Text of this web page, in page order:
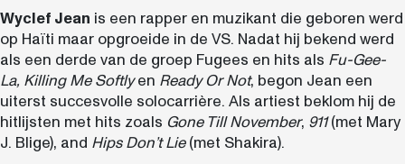
Wyclef Jean is een rapper en muzikant die geboren werd
op Haïti maar opgroeide in de VS. Nadat hij bekend werd
als een derde van de groep Fugees en hits als Fu-Gee-
La, Killing Me Softlyen Ready Or Not, begon Jean een
uiterst succesvolle solocarrière. Als artiest beklom hij de
hitlijsten met hits zoals Gone Till November, 911(met Mary
J. Blige), and Hips Don’t Lie(met Shakira).